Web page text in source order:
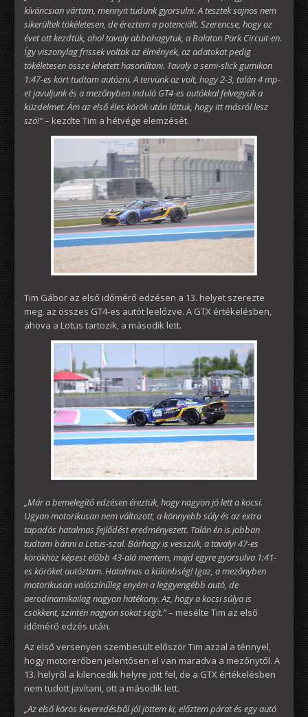
kíváncsian vártam, mennyit tudunk gyorsulni. A tesztek sajnos nem
sikerültek tökéletesen, de éreztem a potenciált. Szerencse, hogy az
évet ott kezdtük, ahol tavaly abbahagytuk, a Balaton Park Circuit-en.
Így viszonylag frissek voltak az élmények, az adatokat pedig
tökéletesen össze lehetett hasonlítani. Tavaly a semi-slick gumikon
1:47-es kört tudtam autózni. A tervünk az volt, hogy 2-3, talán 4 mp-
et javuljunk és a mezőnyben induló GT4-es autókkal felvegyük a
küzdelmet. Ám az első éles körök után láttuk, hogy itt másról lesz
szó!”– kezdte Tim a hétvége elemzését.
Tim Gábor az első időmérő edzésen a 13. helyet szerezte
meg, az összes GT4-es autót leelőzve. A GTX értékelésben,
ahova a Lotus tartozik, a második lett.
„Már a bemelegítő edzésen éreztük, hogy nagyon jó lett a kocsi.
Ugyan motorikusan nem változott, a könnyebb súly és az extra
tapadás hatalmas fejlődést eredményezett. Talán én is jobban
tudtam bánni a Lotus-szal. Bárhogy is vesszük, a tavalyi 47-es
körökhöz képest előbb 43-alá mentem, majd egyre gyorsulva 1:41-
es köröket autóztam. Hatalmas a különbség! Igaz, a mezőnyben
motorikusan valószínűleg enyém a leggyengébb autó, de
aerodinamikailag nagyon hatékony. Az, hogy a kocsi súlya is
csökkent, szintén nagyon sokat segít.”– mesélte Tim az első
időmérő edzés után.
Az első versenyen szembesült először Tim azzal a ténnyel,
hogy motorerőben jelentősen el van maradva a mezőnytől. A
13. helyről a kilencedik helyre jött fel, de a GTX értékelésben
nem tudott javítani, ott a második lett.
„Az első körös keveredésből jól jöttem ki, előztem párat és egy autó